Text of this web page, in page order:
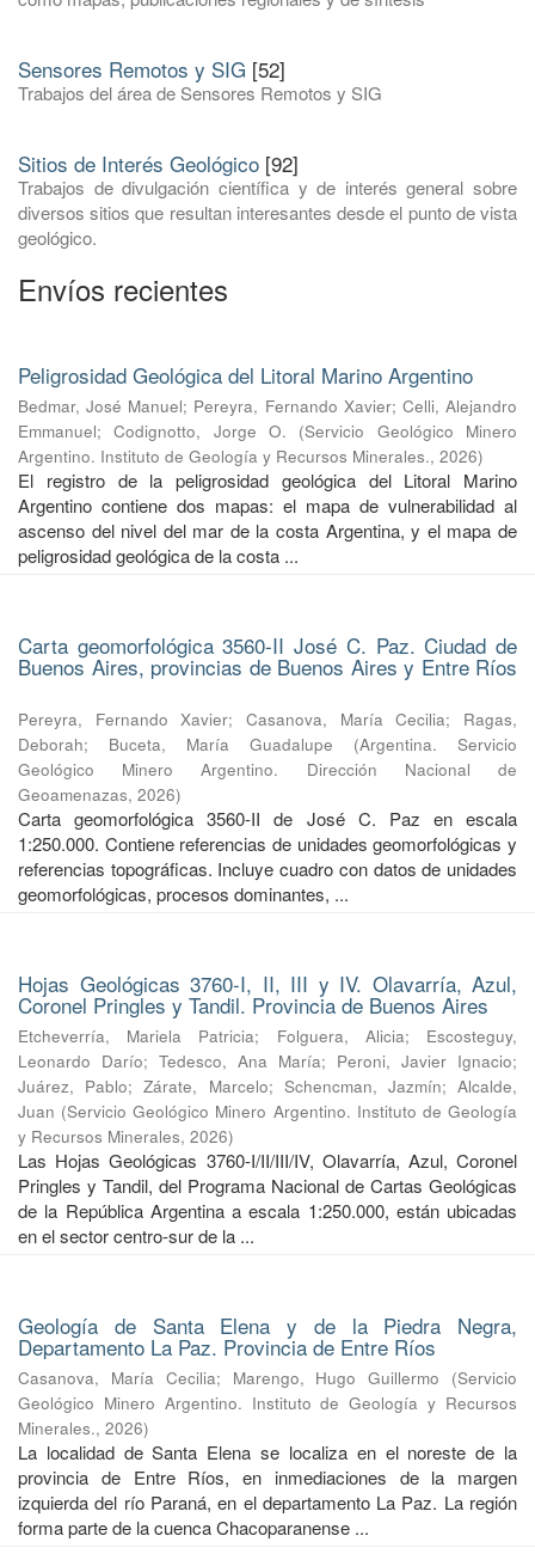
Sensores Remotos y SIG [52]
Trabajos del área de Sensores Remotos y SIG
Sitios de Interés Geológico [92]
Trabajos de divulgación científica y de interés general sobre
diversos sitios que resultan interesantes desde el punto de vista
geológico.
Envíos recientes
Peligrosidad Geológica del Litoral Marino Argentino
Bedmar, José Manuel; Pereyra, Fernando Xavier; Celli, Alejandro
Emmanuel;Codignotto, Jorge O. (Servicio Geológico Minero
Argentino. Instituto de Geología y Recursos Minerales., 2026)
El registro de la peligrosidad geológica del Litoral Marino
Argentino contiene dos mapas: el mapa de vulnerabilidad al
ascenso del nivel del mar de la costa Argentina, y el mapa de
peligrosidad geológica de la costa ...
Carta geomorfológica 3560-II José C. Paz. Ciudad de
Buenos Aires, provincias de Buenos Aires y Entre Ríos
Pereyra, Fernando Xavier;Casanova, María Cecilia; Ragas,
Deborah; Buceta, María Guadalupe (Argentina. Servicio
Geológico Minero Argentino. Dirección Nacional de
Geoamenazas, 2026)
Carta geomorfológica 3560-II de José C. Paz en escala
1:250.000. Contiene referencias de unidades geomorfológicas y
referencias topográficas. Incluye cuadro con datos de unidades
geomorfológicas, procesos dominantes, ...
Hojas Geológicas 3760-I, II, III y IV. Olavarría, Azul,
Coronel Pringles y Tandil. Provincia de Buenos Aires
Etcheverría, Mariela Patricia; Folguera, Alicia; Escosteguy,
Leonardo Darío; Tedesco, Ana María; Peroni, Javier Ignacio;
Juárez, Pablo;Zárate, Marcelo; Schencman, Jazmín;Alcalde,
Juan (Servicio Geológico Minero Argentino. Instituto de Geología
y Recursos Minerales, 2026)
Las Hojas Geológicas 3760-I/II/III/IV, Olavarría, Azul, Coronel
Pringles y Tandil, del Programa Nacional de Cartas Geológicas
de la República Argentina a escala 1:250.000, están ubicadas
en el sector centro-sur de la ...
Geología de Santa Elena y de la Piedra Negra,
Departamento La Paz. Provincia de Entre Ríos
Casanova, María Cecilia; Marengo, Hugo Guillermo (Servicio
Geológico Minero Argentino. Instituto de Geología y Recursos
Minerales., 2026)
La localidad de Santa Elena se localiza en el noreste de la
provincia de Entre Ríos, en inmediaciones de la margen
izquierda del río Paraná, en el departamento La Paz. La región
forma parte de la cuenca Chacoparanense ...